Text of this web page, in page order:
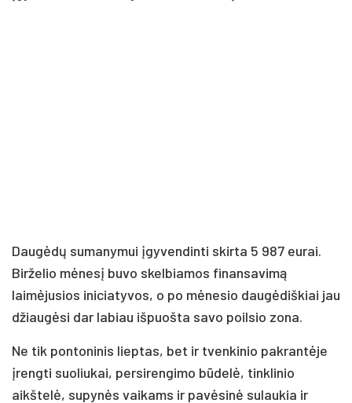
Daugėdų sumanymui įgyvendinti skirta 5 987 eurai.
Birželio mėnesį buvo skelbiamos finansavimą
laimėjusios iniciatyvos, o po mėnesio daugėdiškiai jau
džiaugėsi dar labiau išpuošta savo poilsio zona.
Ne tik pontoninis lieptas, bet ir tvenkinio pakrantėje
įrengti suoliukai, persirengimo būdelė, tinklinio
aikštelė, supynės vaikams ir pavėsinė sulaukia ir